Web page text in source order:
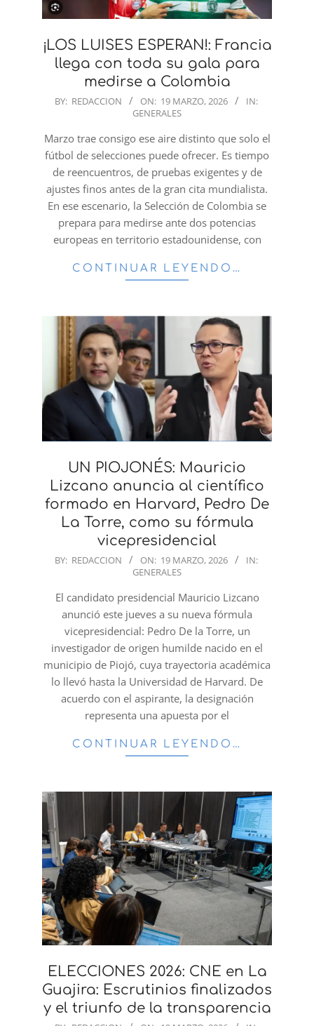
¡LOS LUISES ESPERAN!: Francia
llega con toda su gala para
medirse a Colombia
2026-
19
BY: REDACCION ON: 19 MARZO, 2026
IN:
GENERALES
Marzo trae consigo ese aire distinto que solo el
fútbol de selecciones puede ofrecer. Es tiempo
de reencuentros, de pruebas exigentes y de
ajustes finos antes de la gran cita mundialista.
En ese escenario, la Selección de Colombia se
prepara para medirse ante dos potencias
europeas en territorio estadounidense, con
CONTINUAR LEYENDO…
UN PIOJONÉS: Mauricio
Lizcano anuncia al científico
formado en Harvard, Pedro De
La Torre, como su fórmula
vicepresidencial
2026-
BY: REDACCION ON: 19 MARZO, 2026
IN:
GENERALES
El candidato presidencial Mauricio Lizcano
anunció este jueves a su nueva fórmula
vicepresidencial: Pedro De la Torre, un
investigador de origen humilde nacido en el
municipio de Piojó, cuya trayectoria académica
lo llevó hasta la Universidad de Harvard. De
acuerdo con el aspirante, la designación
representa una apuesta por el
CONTINUAR LEYENDO…
ELECCIONES 2026: CNE en La
Guajira: Escrutinios finalizados
y el triunfo de la transparencia